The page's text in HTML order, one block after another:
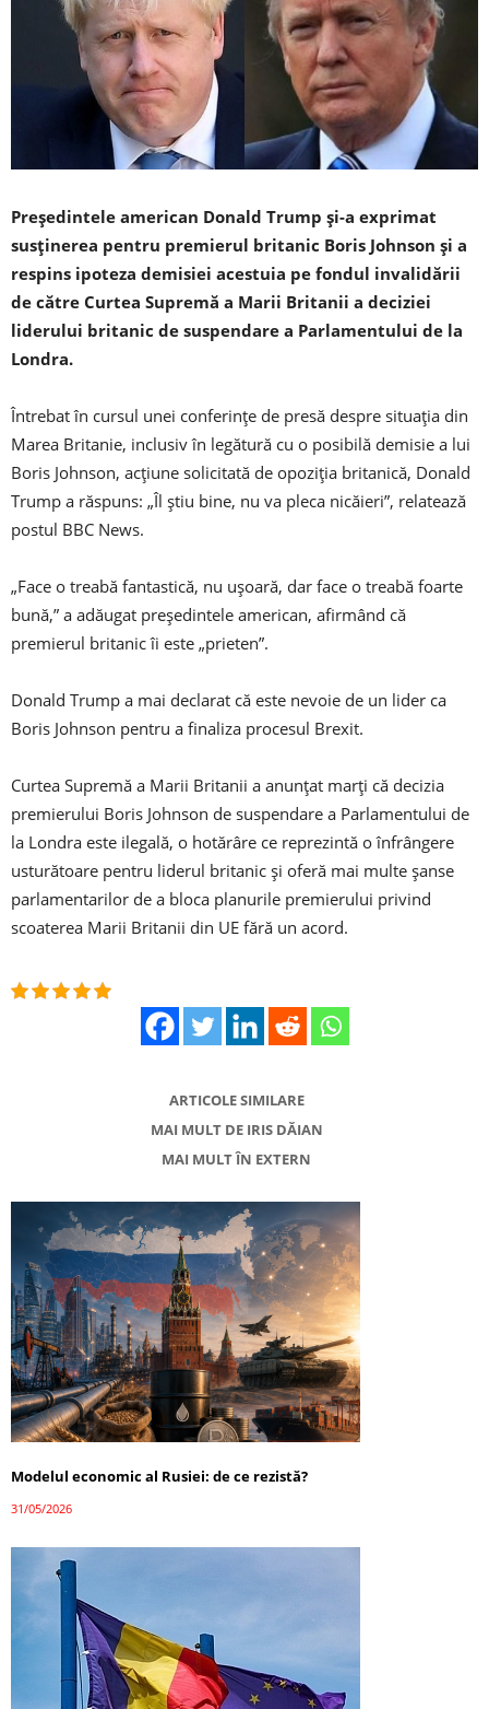
Preşedintele american Donald Trump şi-a exprimat
susţinerea pentru premierul britanic Boris Johnson şi a
respins ipoteza demisiei acestuia pe fondul invalidării
de către Curtea Supremă a Marii Britanii a deciziei
liderului britanic de suspendare a Parlamentului de la
Londra.
Întrebat în cursul unei conferinţe de presă despre situaţia din
Marea Britanie, inclusiv în legătură cu o posibilă demisie a lui
Boris Johnson, acţiune solicitată de opoziţia britanică, Donald
Trump a răspuns: „Îl ştiu bine, nu va pleca nicăieri”, relatează
postul BBC News.
„Face o treabă fantastică, nu uşoară, dar face o treabă foarte
bună,” a adăugat preşedintele american, afirmând că
premierul britanic îi este „prieten”.
Donald Trump a mai declarat că este nevoie de un lider ca
Boris Johnson pentru a finaliza procesul Brexit.
Curtea Supremă a Marii Britanii a anunţat marţi că decizia
premierului Boris Johnson de suspendare a Parlamentului de
la Londra este ilegală, o hotărâre ce reprezintă o înfrângere
usturătoare pentru liderul britanic şi oferă mai multe şanse
parlamentarilor de a bloca planurile premierului privind
scoaterea Marii Britanii din UE fără un acord.
ARTICOLE SIMILARE
MAI MULT DE IRIS DĂIAN
MAI MULT ÎN EXTERN
Modelul economic al Rusiei: de ce rezistă?
31/05/2026